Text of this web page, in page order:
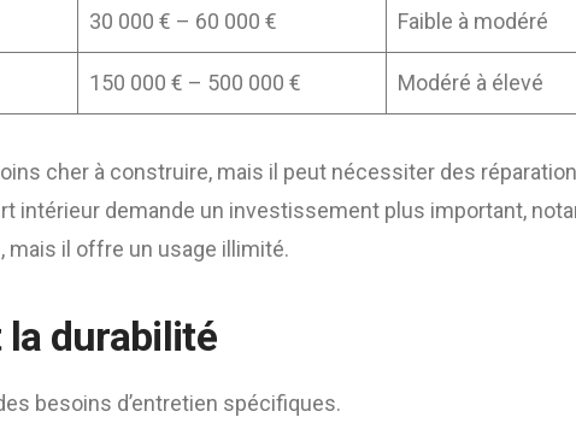
30 000 € – 60 000 € Faible à modéré
150 000 € – 500 000 € Modéré à élevé
cher à construire, mais il peut nécessiter des
intérieur demande un investissement plus important,
mais il offre un usage illimité.
la durabilité
besoins d’entretien spécifiques.